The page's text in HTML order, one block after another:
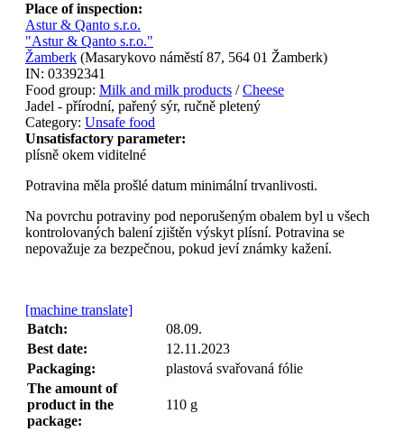
Place of inspection:
Astur & Qanto s.r.o.
"Astur & Qanto s.r.o."
Žamberk (Masarykovo náměstí 87, 564 01 Žamberk)
IN: 03392341
Food group: Milk and milk products /Cheese
Jadel - přírodní, pařený sýr, ručně pletený
Category: Unsafe food
Unsatisfactory parameter:
plísně okem viditelné
Potravina měla prošlé datum minimální trvanlivosti.
Na povrchu potraviny pod neporušeným obalem byl u všech
kontrolovaných balení zjištěn výskyt plísní. Potravina se
nepovažuje za bezpečnou, pokud jeví známky kažení.
[machine translate]
Batch:
08.09.
Best date:
12.11.2023
Packaging:
plastová svařovaná fólie
The amount of
product in the
package:
110 g